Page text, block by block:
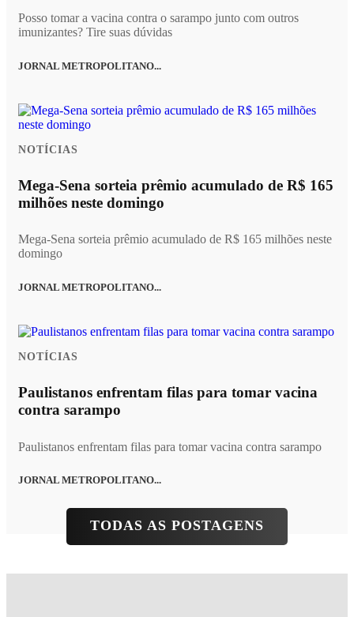
Posso tomar a vacina contra o sarampo junto com outros
imunizantes? Tire suas dúvidas
JORNAL METROPOLITANO...
NOTÍCIAS
Mega-Sena sorteia prêmio acumulado de R$ 165
milhões neste domingo
Mega-Sena sorteia prêmio acumulado de R$ 165 milhões neste
domingo
JORNAL METROPOLITANO...
NOTÍCIAS
Paulistanos enfrentam filas para tomar vacina
contra sarampo
Paulistanos enfrentam filas para tomar vacina contra sarampo
JORNAL METROPOLITANO...
TODAS AS POSTAGENS